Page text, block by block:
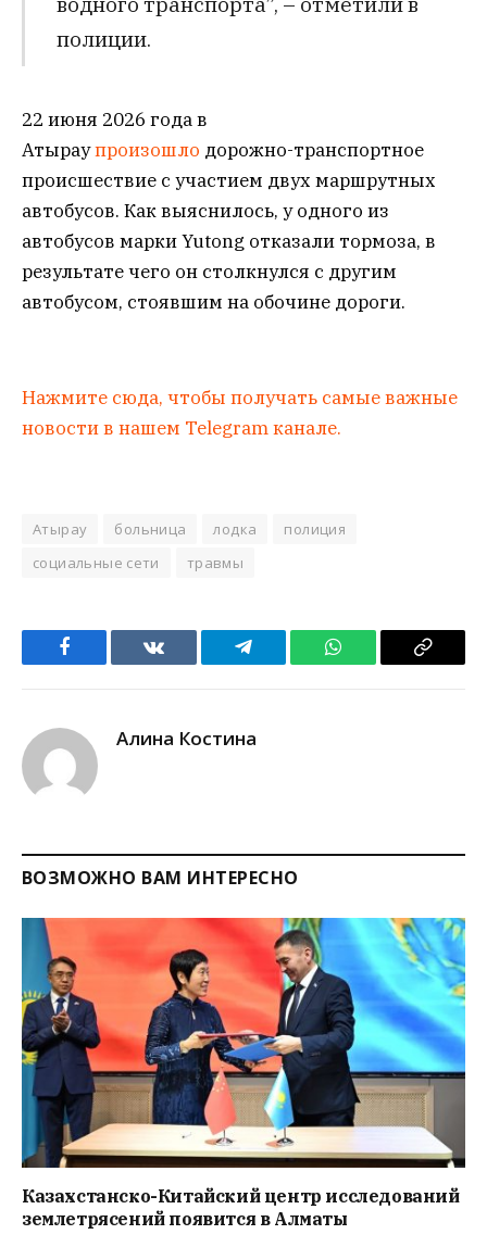
полиции.
22 июня 2026 года в
Атыраупроизошло дорожно-транспортное
происшествие с участием двух маршрутных
автобусов. Как выяснилось, у одного из
автобусов марки Yutong отказали тормоза, в
результате чего он столкнулся с другим
автобусом, стоявшим на обочине дороги.
Нажмите сюда, чтобы получать самые важные
новости в нашем Telegram канале.
Атырау больница лодка
полиция
социальные сети
травмы
Facebook VKontakteTelegram WhatsApp Copy
Алина Костина
ВОЗМОЖНО ВАМ ИНТЕРЕСНО
Казахстанско-Китайский центр исследований
землетрясений появится в Алматы